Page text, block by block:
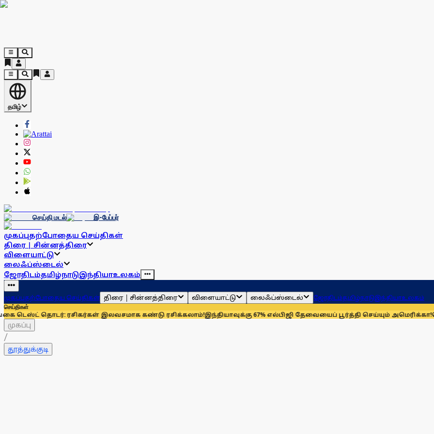
தமிழ்
செய்தி மடல் இ-பேப்பர்
முகப்புதற்போதைய செய்திகள்
திரை | சின்னத்திரை
விளையாட்டு
லைஃப்ஸ்டைல்
ஜோதிடம்தமிழ்நாடுஇந்தியாஉலகம்
முகப்புதற்போதைய செய்திகள் திரை | சின்னத்திரை விளையாட்டு லைஃப்ஸ்டைல் ஜோதிடம்தமிழ்நாடுஇந்தியாஉலகம்
செய்திகள்
தொடர்: ரசிகர்கள் இலவசமாக கண்டு ரசிக்கலாம்!இந்தியாவுக்கு 67% எல்பிஜி தேவையைப் பூர்த்தி செய்யும் அமெரிக்கா!செயின்ட்
முகப்பு
/
தூத்துக்குடி